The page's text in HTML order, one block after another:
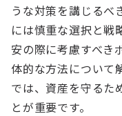
うな対策を講じるべ
には慎重な選択と戦
安の際に考慮すべき
体的な方法について
では、資産を守るた
とが重要です。